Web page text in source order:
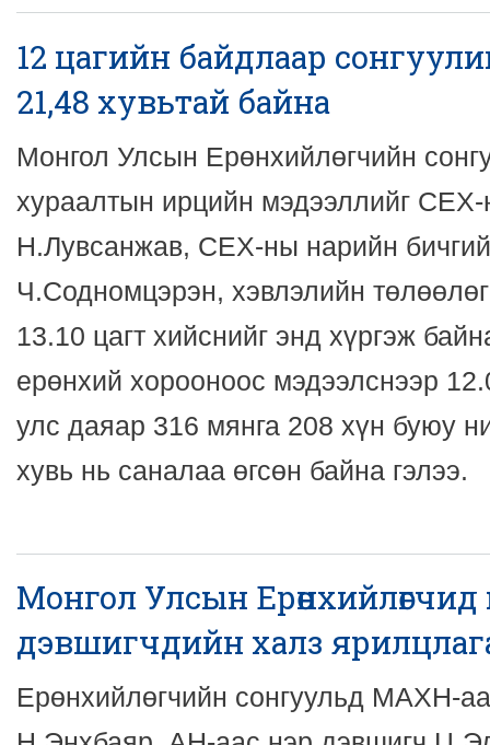
12 цагийн байдлаар
21,48 хувьтай байна
Монгол Улсын Ерөнхийлөгчийн
хураалтын ирцийн мэдээллийг СЕХ-
Н.Лувсанжав, СЕХ-ны нарийн
Ч.Содномцэрэн, хэвлэлийн
13.10 цагт хийснийг энд хүргэж
ерөнхий хорооноос мэдээлснээр
улс даяар 316 мянга 208 хүн буюу
хувь нь саналаа өгсөн байна гэлээ.
Монгол Улсын Ерөнхийлөгчид
дэвшигчдийн халз
Ерөнхийлөгчийн сонгуульд МАХН-